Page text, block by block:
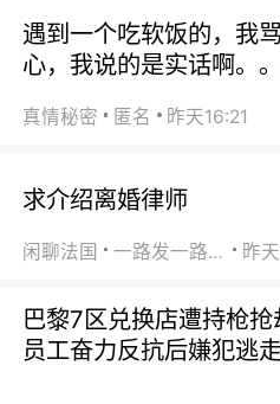
遇到一个吃软饭的，我
心，我说的是实话啊。
真情秘密 匿名 昨天16:21
求介绍离婚律师
闲聊法国 一路发一路发 昨
巴黎7区兑换店遭持枪抢
员工奋力反抗后嫌犯逃走